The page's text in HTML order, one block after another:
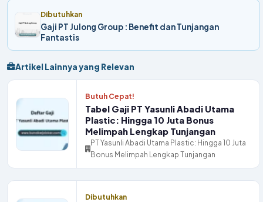
Dibutuhkan
Gaji PT Julong Group : Benefit dan Tunjangan
Fantastis
Artikel Lainnya yang Relevan
Butuh Cepat!
Tabel Gaji PT Yasunli Abadi Utama
Plastic: Hingga 10 Juta Bonus
Melimpah Lengkap Tunjangan
PT Yasunli Abadi Utama Plastic: Hingga 10 Juta
Bonus Melimpah Lengkap Tunjangan
Dibutuhkan